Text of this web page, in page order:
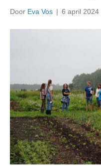
Door Eva Vos | 6 april 2024